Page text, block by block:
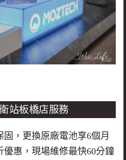
站板橋店服務
固，更換原廠電池享6個月
惠，現場維修最快60分鐘